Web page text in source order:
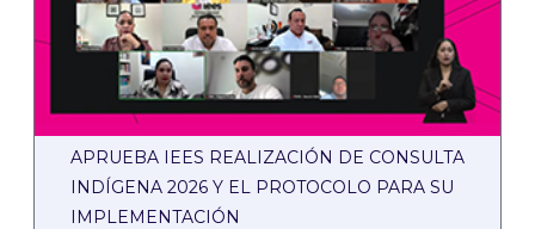
APRUEBA IEES REALIZACIÓN DE CONSULTA
INDÍGENA 2026 Y EL PROTOCOLO PARA SU
IMPLEMENTACIÓN